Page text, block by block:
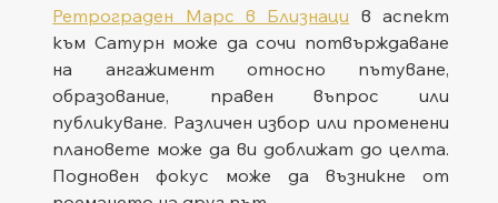
Ретрограден Марс в Близнаци в аспект
към Сатурн може да сочи потвърждаване
на ангажимент относно пътуване,
образование, правен въпрос или
публикуване. Различен избор или променени
плановете може да ви доближат до целта.
Подновен фокус може да възникне от